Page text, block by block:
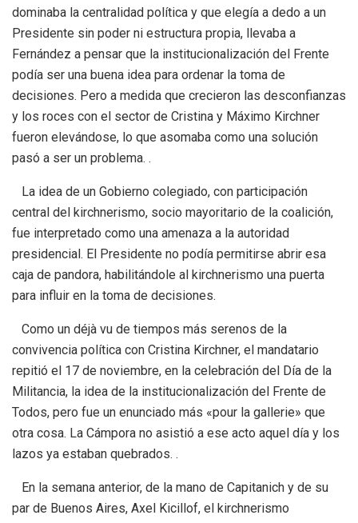
dominaba la centralidad política y que elegía a dedo a un
Presidente sin poder ni estructura propia, llevaba a
Fernández a pensar que la institucionalización del Frente
podía ser una buena idea para ordenar la toma de
decisiones. Pero a medida que crecieron las desconfianzas
y los roces con el sector de Cristina y Máximo Kirchner
fueron elevándose, lo que asomaba como una solución
pasó a ser un problema. .
La idea de un Gobierno colegiado, con participación
central del kirchnerismo, socio mayoritario de la coalición,
fue interpretado como una amenaza a la autoridad
presidencial. El Presidente no podía permitirse abrir esa
caja de pandora, habilitándole al kirchnerismo una puerta
para influir en la toma de decisiones.
Como un déjà vu de tiempos más serenos de la
convivencia política con Cristina Kirchner, el mandatario
repitió el 17 de noviembre, en la celebración del Día de la
Militancia, la idea de la institucionalización del Frente de
Todos, pero fue un enunciado más «pour la gallerie» que
otra cosa. La Cámpora no asistió a ese acto aquel día y los
lazos ya estaban quebrados. .
En la semana anterior, de la mano de Capitanich y de su
par de Buenos Aires, Axel Kicillof, el kirchnerismo